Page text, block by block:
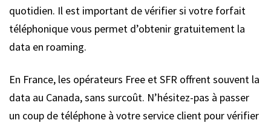
quotidien. Il est important de vérifier si votre forfait
téléphonique vous permet d’obtenir gratuitement la
data en roaming.
En France, les opérateurs Free et SFR offrent souvent la
data au Canada, sans surcoût. N’hésitez-pas à passer
un coup de téléphone à votre service client pour vérifier